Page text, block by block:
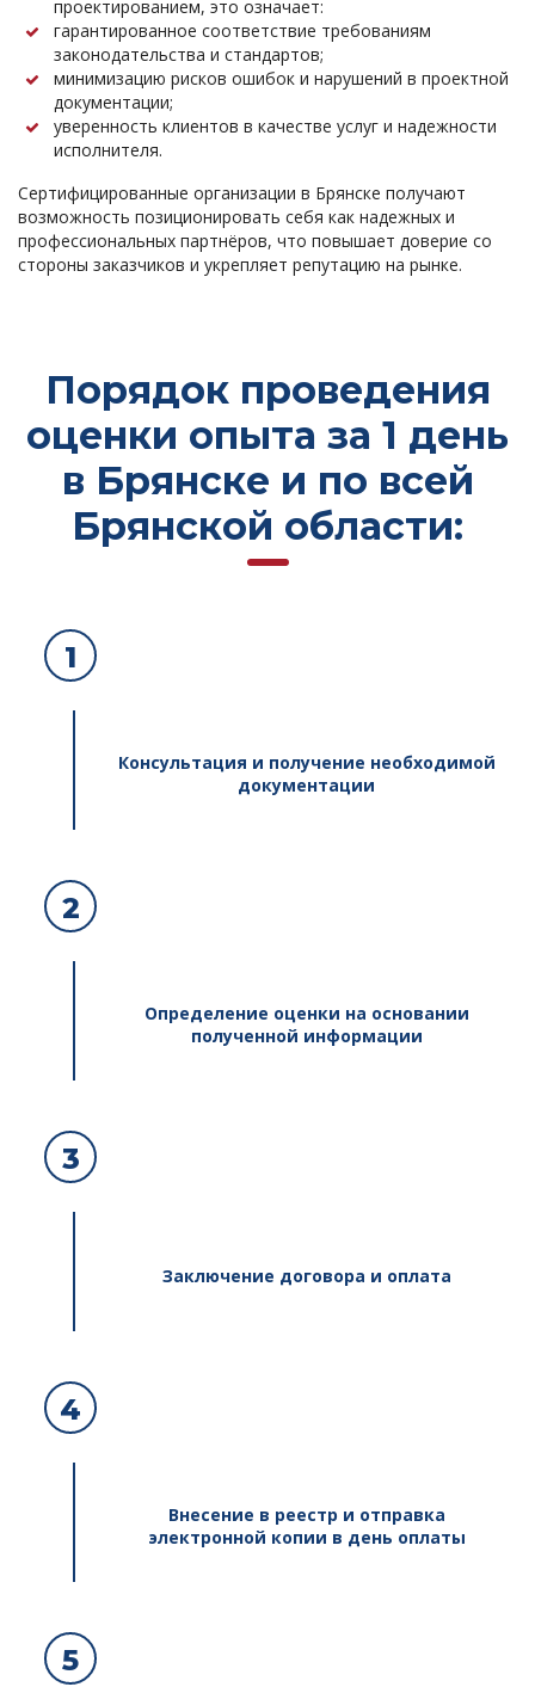
проектированием, это означает:
гарантированное соответствие требованиям
законодательства и стандартов;
минимизацию рисков ошибок и нарушений в проектной
документации;
уверенность клиентов в качестве услуг и надежности
исполнителя.
Сертифицированные организации в Брянске получают
возможность позиционировать себя как надежных и
профессиональных партнёров, что повышает доверие со
стороны заказчиков и укрепляет репутацию на рынке.
Порядок проведения
оценки опыта за 1 день
в Брянске и по всей
Брянской области:
1
Консультация и получение необходимой
документации
2
Определение оценки на основании
полученной информации
3
Заключение договора и оплата
4
Внесение в реестр и отправка
электронной копии в день оплаты
5